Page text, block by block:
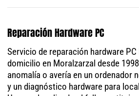
Reparación Hardware PC
Servicio de reparación hardware PC
domicilio en Moralzarzal desde
anomalía o avería en un ordenador
y un diagnóstico hardware para